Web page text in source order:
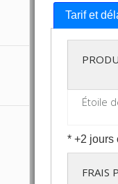
Tarif et
Étoile
* +2 jours
FRAIS